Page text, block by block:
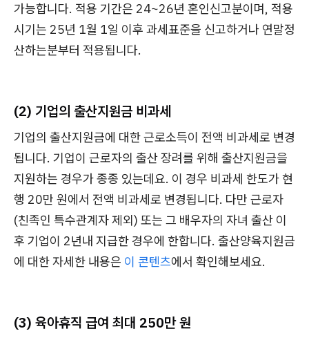
가능합니다. 적용 기간은 24~26년 혼인신고분이며, 적용
시기는 25년 1월 1일 이후 과세표준을 신고하거나 연말정
산하는분부터 적용됩니다.
(2) 기업의 출산지원금 비과세
기업의 출산지원금에 대한 근로소득이 전액 비과세로 변경
됩니다. 기업이 근로자의 출산 장려를 위해 출산지원금을
지원하는 경우가 종종 있는데요. 이 경우 비과세 한도가 현
행 20만 원에서 전액 비과세로 변경됩니다. 다만 근로자
(친족인 특수관계자 제외) 또는 그 배우자의 자녀 출산 이
후 기업이 2년내 지급한 경우에 한합니다. 출산양육지원금
에 대한 자세한 내용은 이 콘텐츠에서 확인해보세요.
(3) 육아휴직 급여 최대 250만 원